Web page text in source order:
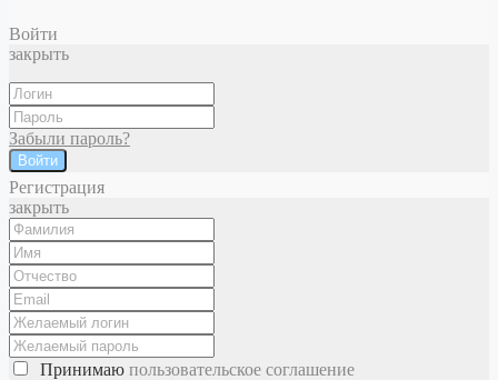
Войти
закрыть
Забыли пароль?
Войти
Регистрация
закрыть
Принимаю пользовательское соглашение